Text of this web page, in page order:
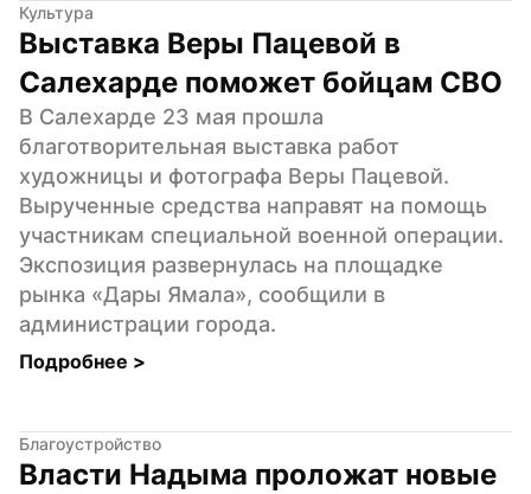
Культура
Выставка Веры Пацевой в
Салехарде поможет бойцам СВО
В Салехарде 23 мая прошла
благотворительная выставка работ
художницы и фотографа Веры Пацевой.
Вырученные средства направят на помощь
участникам специальной военной операции.
Экспозиция развернулась на площадке
рынка «Дары Ямала», сообщили в
администрации города.
Подробнее >
Благоустройство
Власти Надыма проложат новые